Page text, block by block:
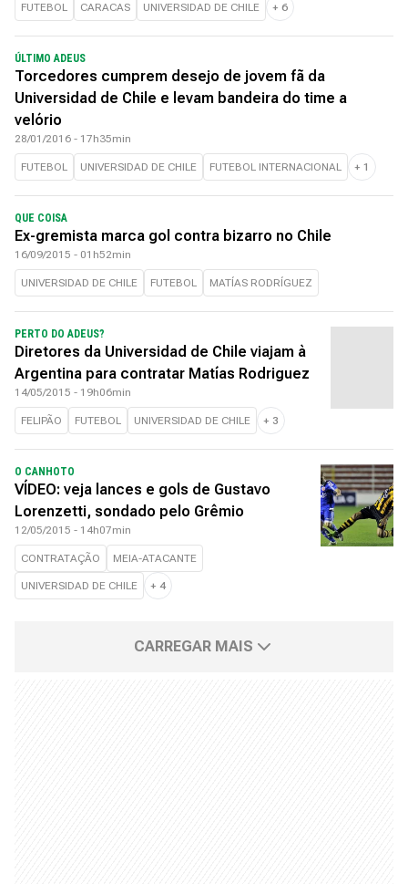
FUTEBOL CARACAS UNIVERSIDAD DE CHILE + 6
ÚLTIMO ADEUS
Torcedores cumprem desejo de jovem fã da
Universidad de Chile e levam bandeira do time a
velório
28/01/2016 - 17h35min
FUTEBOL UNIVERSIDAD DE CHILE FUTEBOL INTERNACIONAL + 1
QUE COISA
Ex-gremista marca gol contra bizarro no Chile
16/09/2015 - 01h52min
UNIVERSIDAD DE CHILE FUTEBOL MATÍAS RODRÍGUEZ
PERTO DO ADEUS?
Diretores da Universidad de Chile viajam à
Argentina para contratar Matías Rodriguez
14/05/2015 - 19h06min
FELIPÃO FUTEBOL UNIVERSIDAD DE CHILE + 3
O CANHOTO
VÍDEO: veja lances e gols de Gustavo
Lorenzetti, sondado pelo Grêmio
12/05/2015 - 14h07min
CONTRATAÇÃO MEIA-ATACANTE
UNIVERSIDAD DE CHILE + 4
CARREGAR MAIS